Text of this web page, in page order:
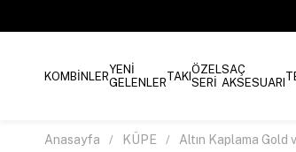
KOMBİNLERYENİ
GELENLERTAKIÖZEL
SERİ
SAÇ
AKSESUARI
Anasayfa KÜPE Altın Kaplama Gold